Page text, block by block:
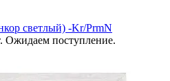
светлый) -Kr/PrmN
Ожидаем поступление.